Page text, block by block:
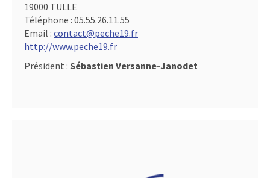
19000 TULLE
Téléphone : 05.55.26.11.55
Email : contact@peche19.fr
http://www.peche19.fr
Président : Sébastien Versanne-Janodet